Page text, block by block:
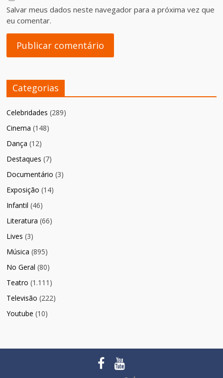
Salvar meus dados neste navegador para a próxima vez que
eu comentar.
Categorias
Celebridades (289)
Cinema (148)
Dança (12)
Destaques (7)
Documentário (3)
Exposição (14)
Infantil (46)
Literatura (66)
Lives (3)
Música (895)
No Geral (80)
Teatro (1.111)
Televisão (222)
Youtube (10)